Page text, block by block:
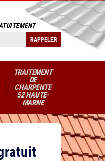
TRAITEMENT
DE
CHARPENTE
52 HAUTE-
MARNE